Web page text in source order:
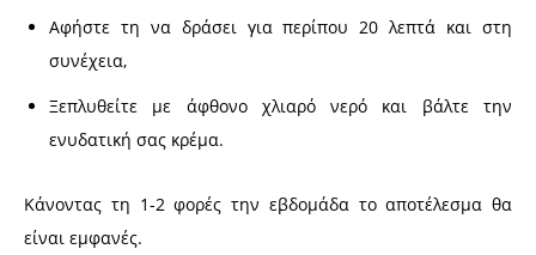
Αφήστε τη να δράσει για περίπου 20 λεπτά και στη
συνέχεια,
Ξεπλυθείτε με άφθονο χλιαρό νερό και βάλτε την
ενυδατική σας κρέμα.
Κάνοντας τη 1-2 φορές την εβδομάδα το αποτέλεσμα θα
είναι εμφανές.